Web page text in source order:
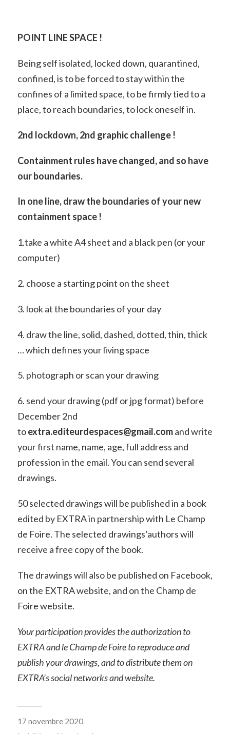
POINT LINE SPACE !
Being self isolated, locked down, quarantined,
confined, is to be forced to stay within the
confines of a limited space, to be firmly tied to a
place, to reach boundaries, to lock oneself in.
2nd lockdown, 2nd graphic challenge !
Containment rules have changed, and so have
our boundaries.
In one line, draw the boundaries of your new
containment space !
1.take a white A4 sheet and a black pen (or your
computer)
2. choose a starting point on the sheet
3. look at the boundaries of your day
4. draw the line, solid, dashed, dotted, thin, thick
… which defines your living space
5. photograph or scan your drawing
6. send your drawing (pdf or jpg format) before
December 2nd
toextra.editeurdespaces@gmail.comand write
your first name, name, age, full address and
profession in the email. You can send several
drawings.
50 selected drawings will be published in a book
edited by EXTRA in partnership with Le Champ
de Foire. The selected drawings’authors will
receive a free copy of the book.
The drawings will also be published on Facebook,
on the EXTRA website, and on the Champ de
Foire website.
Your participation provides the authorization to
EXTRA and le Champ de Foire to reproduce and
publish your drawings, and to distribute them on
EXTRA’s social networks and website.
17 novembre 2020